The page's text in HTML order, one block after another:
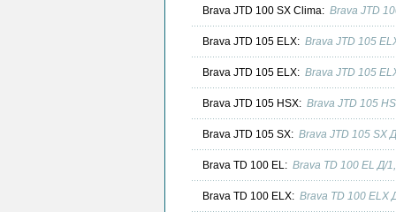
Brava JTD 100 SX Clima: Brava JTD
Brava JTD 105 ELX: Brava JTD 105
Brava JTD 105 ELX: Brava JTD 105
Brava JTD 105 HSX: Brava JTD 105
Brava JTD 105 SX: Brava JTD 105 SX
Brava TD 100 EL: Brava TD 100 EL Д/
Brava TD 100 ELX: Brava TD 100 ELX